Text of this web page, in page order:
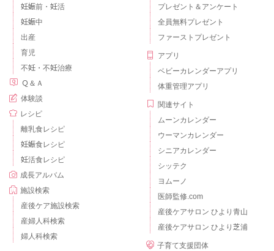
妊娠前・妊活
妊娠中
出産
育児
不妊・不妊治療
Ｑ＆Ａ
体験談
レシピ
離乳食レシピ
妊娠食レシピ
妊活食レシピ
成長アルバム
施設検索
産後ケア施設検索
産婦人科検索
婦人科検索
プレゼント＆アンケート
全員無料プレゼント
ファーストプレゼント
アプリ
ベビーカレンダーアプリ
体重管理アプリ
関連サイト
ムーンカレンダー
ウーマンカレンダー
シニアカレンダー
シッテク
ヨムーノ
医師監修.com
産後ケアサロン ひより青山
産後ケアサロン ひより芝浦
子育て支援団体